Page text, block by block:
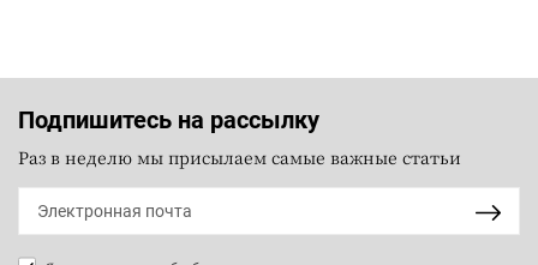
Подпишитесь на рассылку
Раз в неделю мы присылаем самые важные статьи